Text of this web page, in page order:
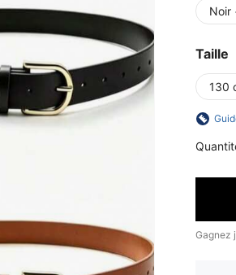
Noir
Taille
130
Gagnez